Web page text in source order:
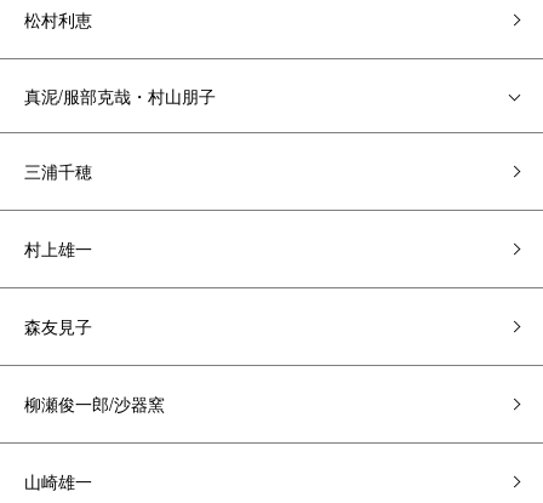
松村利恵
真泥/服部克哉・村山朋子
三浦千穂
村上雄一
森友見子
柳瀬俊一郎/沙器窯
山崎雄一